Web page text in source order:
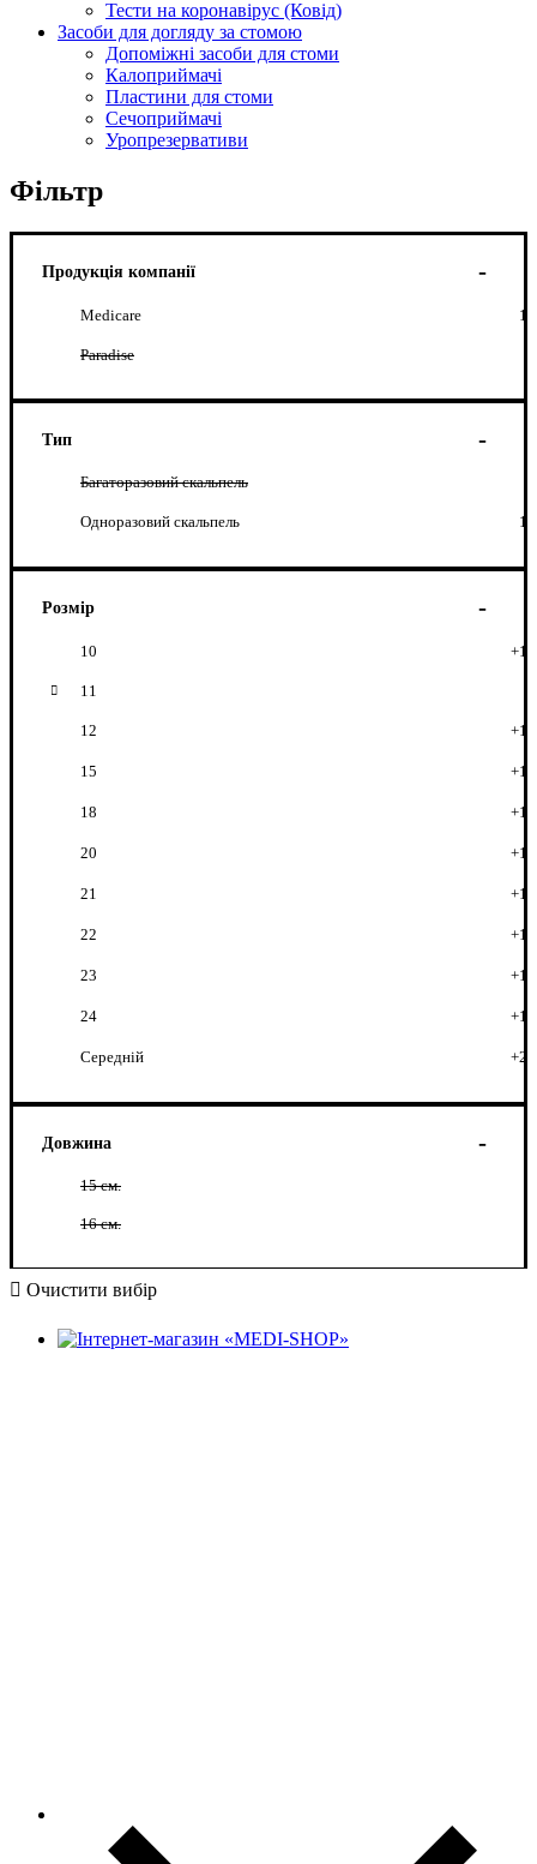
Тести на коронавірус (Ковід)
Засоби для догляду за стомою
Допоміжні засоби для стоми
Калоприймачі
Пластини для стоми
Сечоприймачі
Уропрезервативи
Фільтр
Продукція компанії
Medicare 1
Paradise
Тип
Багаторазовий скальпель
Одноразовий скальпель 1
Розмір
10 +1
11
12 +1
15 +1
18 +1
20 +1
21 +1
22 +1
23 +1
24 +1
Середній +2
Довжина
15 см.
16 см.
Очистити вибір